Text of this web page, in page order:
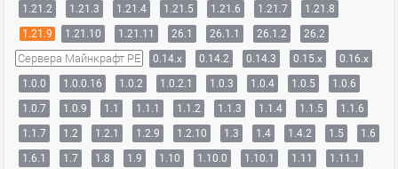
1.21.2
1.21.3 1.21.4 1.21.5 1.21.6 1.21.7
1.21.8
1.21.9
1.21.10 1.21.11 26.1 26.1.1 26.1.2 26.2
Сервера Майнкрафт PE 0.14.x 0.14.2 0.14.3 0.15.x
0.16.x
1.0.0
1.0.0.16 1.0.2 1.0.2.1 1.0.3 1.0.4 1.0.5
1.0.6
1.0.7
1.0.9 1.1 1.1.1 1.1.2 1.1.3 1.1.4 1.1.5
1.1.6
1.1.7
1.2 1.2.1 1.2.9 1.2.10 1.3 1.4 1.4.2 1.5
1.6
1.6.1
1.7 1.8 1.9 1.10 1.10.0 1.10.1 1.11
1.11.1